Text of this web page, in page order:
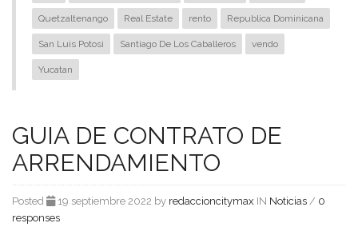
Quetzaltenango Real Estate rento Republica Dominicana
San Luis Potosi Santiago De Los Caballeros vendo
Yucatan
GUIA DE CONTRATO DE
ARRENDAMIENTO
Posted 19 septiembre 2022 by redaccioncitymax IN Noticias / 0
responses